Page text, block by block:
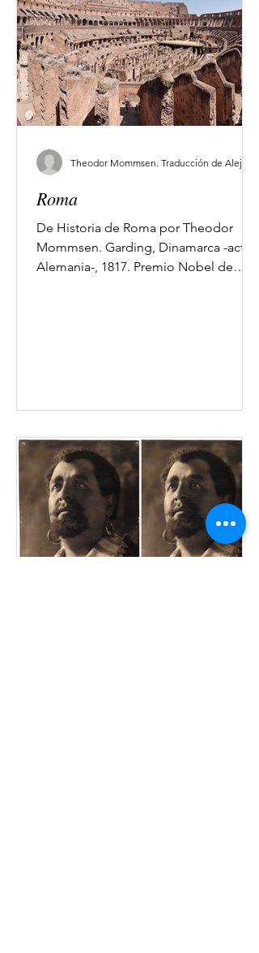
Roma
De Historia de Roma por Theodor
Mommsen. Garding, Dinamarca -actual
Alemania-, 1817. Premio Nobel de